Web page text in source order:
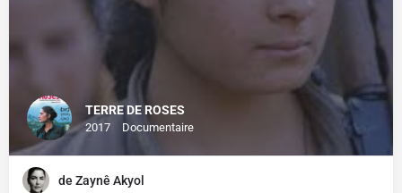
TERRE DE ROSES
2017 Documentaire
de Zaynê Akyol